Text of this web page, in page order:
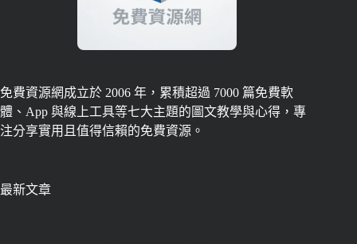
免費資源網成立於 2006 年，累積超過 7000 篇免費軟
體、App 與線上工具等七大主題的圖文教學與心得，專
注分享實用且值得信賴的免費資源。
最新文章